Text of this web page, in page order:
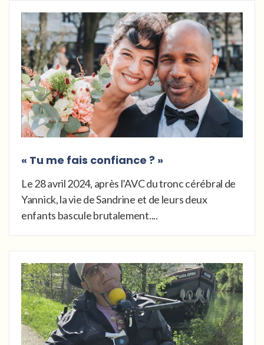
« Tu me fais confiance ? »
Le 28 avril 2024, après l’AVC du tronc cérébral de
Yannick, la vie de Sandrine et de leurs deux
enfants bascule brutalement....